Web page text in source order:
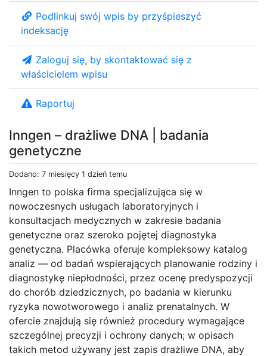
Inngen – drażliwe DNA | badania
genetyczne
Dodano: 7 miesięcy 1 dzień temu
Inngen to polska firma specjalizująca się w
nowoczesnych usługach laboratoryjnych i
konsultacjach medycznych w zakresie badania
genetyczne oraz szeroko pojętej diagnostyka
genetyczna​. Placówka oferuje kompleksowy katalog
analiz — od badań wspierających planowanie rodziny i
diagnostykę niepłodności, przez ocenę predyspozycji
do chorób dziedzicznych, po badania w kierunku
ryzyka nowotworowego i analiz prenatalnych. W
ofercie znajdują się również procedury wymagające
szczególnej precyzji i ochrony danych; w opisach
takich metod używany jest zapis drażliwe DNA, aby
Podlinkuj swój wpis by przyśpieszyć
indeksację
Zaloguj się, by skontaktować się z
właścicielem wpisu
Raportuj